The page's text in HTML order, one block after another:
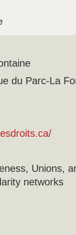
du Parc-La
Unions,
networks